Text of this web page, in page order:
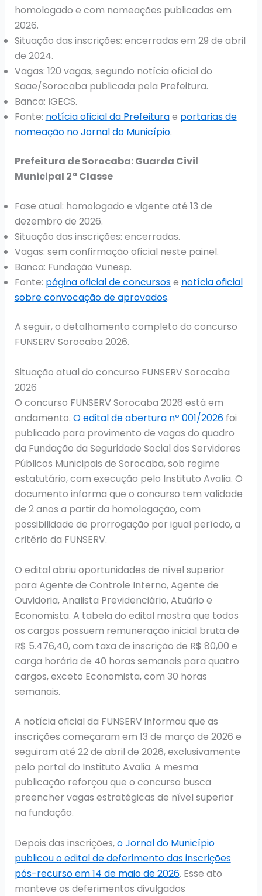
homologado e com nomeações publicadas em
2026.
Situação das inscrições: encerradas em 29 de abril
de 2024.
Vagas: 120 vagas, segundo notícia oficial do
Saae/Sorocaba publicada pela Prefeitura.
Banca: IGECS.
Fonte: notícia oficial da Prefeiturae portarias de
nomeação no Jornal do Município.
Prefeitura de Sorocaba: Guarda Civil
Municipal 2ª Classe
Fase atual: homologado e vigente até 13 de
dezembro de 2026.
Situação das inscrições: encerradas.
Vagas: sem confirmação oficial neste painel.
Banca: Fundação Vunesp.
Fonte: página oficial de concursose notícia oficial
sobre convocação de aprovados.
A seguir, o detalhamento completo do concurso
FUNSERV Sorocaba 2026.
Situação atual do concurso FUNSERV Sorocaba
2026
O concurso FUNSERV Sorocaba 2026 está em
andamento. O edital de abertura nº 001/2026foi
publicado para provimento de vagas do quadro
da Fundação da Seguridade Social dos Servidores
Públicos Municipais de Sorocaba, sob regime
estatutário, com execução pelo Instituto Avalia. O
documento informa que o concurso tem validade
de 2 anos a partir da homologação, com
possibilidade de prorrogação por igual período, a
critério da FUNSERV.
O edital abriu oportunidades de nível superior
para Agente de Controle Interno, Agente de
Ouvidoria, Analista Previdenciário, Atuário e
Economista. A tabela do edital mostra que todos
os cargos possuem remuneração inicial bruta de
R$ 5.476,40, com taxa de inscrição de R$ 80,00 e
carga horária de 40 horas semanais para quatro
cargos, exceto Economista, com 30 horas
semanais.
A notícia oficial da FUNSERV informou que as
inscrições começaram em 13 de março de 2026 e
seguiram até 22 de abril de 2026, exclusivamente
pelo portal do Instituto Avalia. A mesma
publicação reforçou que o concurso busca
preencher vagas estratégicas de nível superior
na fundação.
Depois das inscrições,o Jornal do Município
publicou o edital de deferimento das inscrições
pós-recurso em 14 de maio de 2026. Esse ato
manteve os deferimentos divulgados